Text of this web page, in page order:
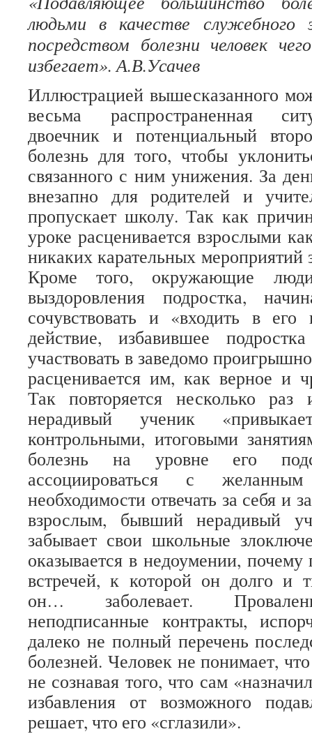
людьми в качестве
посредством болезни человек
избегает». А.В.Усачев
Иллюстрацией вышесказанного
весьма распространенная
двоечник и потенциальный
болезнь для того, чтобы
связанного с ним унижения. За
внезапно для родителей и
пропускает школу. Так как
уроке расценивается взрослыми
никаких карательных мероприятий
Кроме того, окружающие
выздоровления подростка,
сочувствовать и «входить в его
действие, избавившее
участвовать в заведомо
расценивается им, как верное и
Так повторяется несколько
нерадивый ученик
контрольными, итоговыми
болезнь на уровне его
ассоциироваться с
необходимости отвечать за себя и
взрослым, бывший нерадивый
забывает свои школьные
оказывается в недоумении,
встречей, к которой он долго и
он… заболевает.
неподписанные контракты,
далеко не полный перечень
болезней. Человек не понимает,
не сознавая того, что сам
избавления от возможного
решает, что его «сглазили».